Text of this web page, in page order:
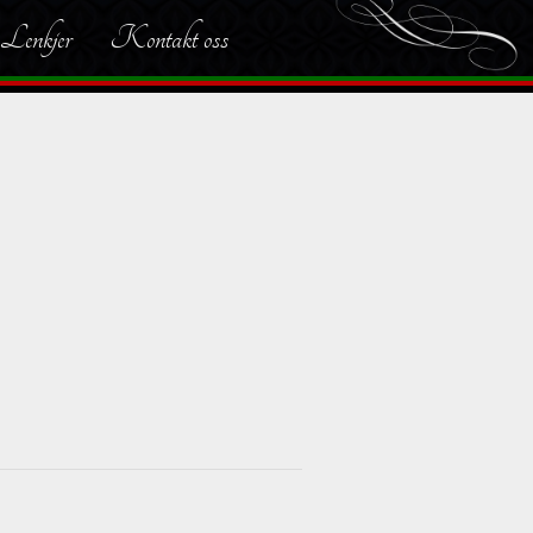
Lenkjer Kontakt oss